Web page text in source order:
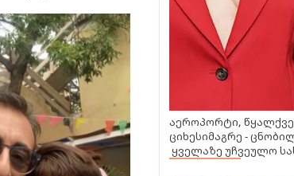
აეროპორტი,
ციხესიმაგრე -
ყველაზე უჩვეულო